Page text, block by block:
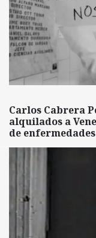
Carlos Cabrera
alquilados a
de